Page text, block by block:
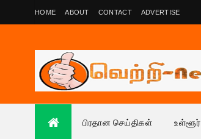
HOME ABOUT CONTACT ADVERTISE
பிரதான செய்திகள் உள்ளூர்